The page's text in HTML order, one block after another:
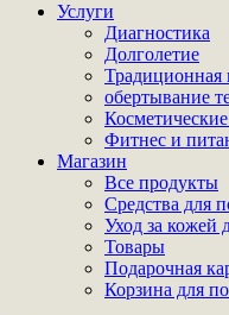
Услуги
Диагностика
Долголетие
Традиционная
обертывание
Фитнес и
Магазин
Все продукты
Средства для
Уход за кожей
Товары
Подарочная
Корзина для